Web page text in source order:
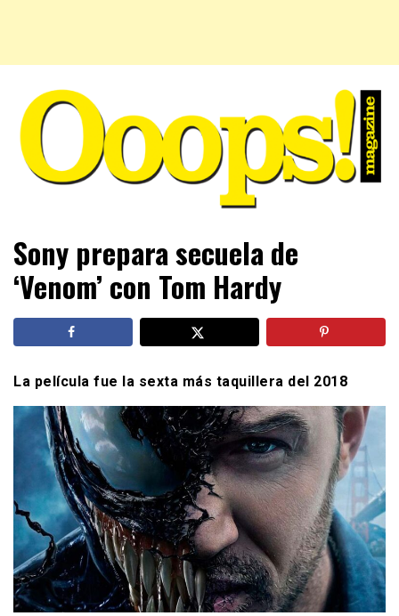
Ooops! Magazine
al tanto de las celebridades que sigues, todo a tu alcance
en un mismo lugar. Grupo Leferas™
Sony prepara secuela de
‘Venom’ con Tom Hardy
La película fue la sexta más taquillera del 2018